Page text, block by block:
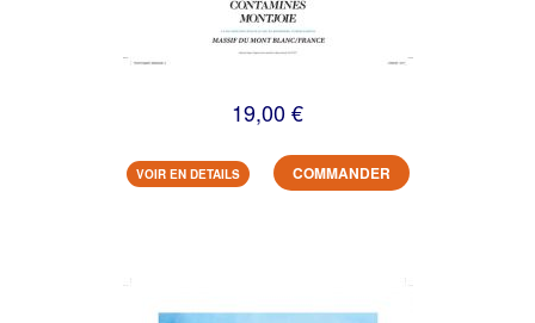
19,00 €
VOIR EN DETAILS COMMANDER